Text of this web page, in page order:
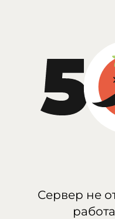
Сервер не